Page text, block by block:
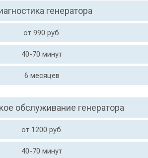
генератора
от 990 руб.
40-70 минут
6 месяцев
обслуживание генератора
от 1200 руб.
40-70 минут